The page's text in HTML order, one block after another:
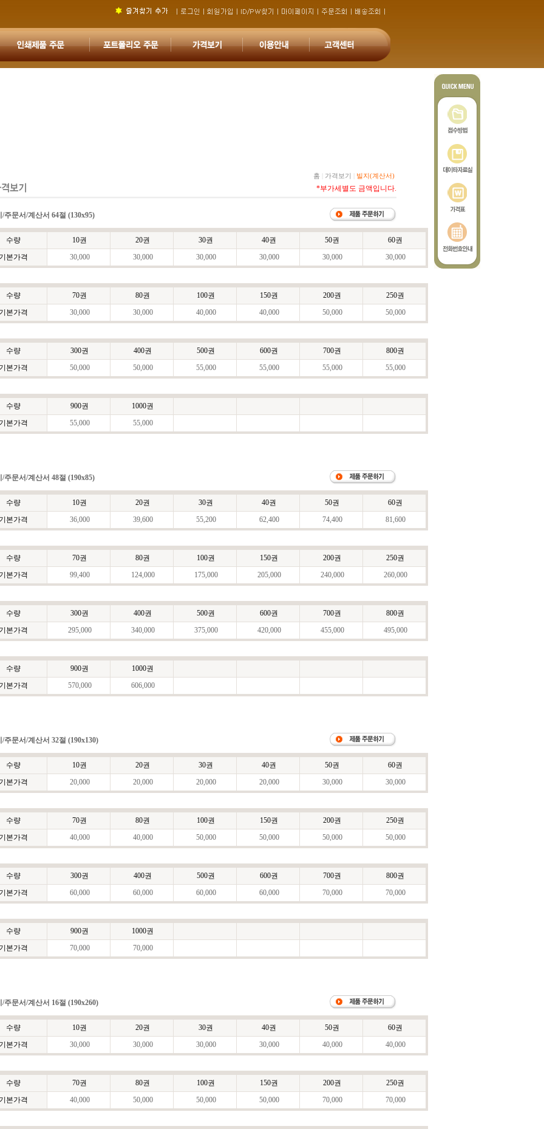
홈 가격보기 빌지(계산서)
*부가세별도 금액입니다.
/주문서/계산서 64절 (130x95)
수량 10권 20권 30권 40권 50권
60권
본가격
30,000 30,000 30,000 30,000 30,000 30,000
수량 70권 80권 100권 150권 200권
250권
본가격
30,000 30,000 40,000 40,000 50,000 50,000
수량 300권 400권 500권 600권 700권
800권
본가격
50,000 50,000 55,000 55,000 55,000 55,000
수량 900권
1000권
본가격
55,000 55,000
/주문서/계산서 48절 (190x85)
수량 10권 20권 30권 40권 50권
60권
본가격
36,000 39,600 55,200 62,400 74,400 81,600
수량 70권 80권 100권 150권 200권
250권
본가격
99,400 124,000 175,000 205,000 240,000 260,000
수량 300권 400권 500권 600권 700권
800권
본가격
295,000 340,000 375,000 420,000 455,000 495,000
수량 900권
1000권
본가격
570,000 606,000
/주문서/계산서 32절 (190x130)
수량 10권 20권 30권 40권 50권
60권
본가격
20,000 20,000 20,000 20,000 30,000 30,000
수량 70권 80권 100권 150권 200권
250권
본가격
40,000 40,000 50,000 50,000 50,000 50,000
수량 300권 400권 500권 600권 700권
800권
본가격
60,000 60,000 60,000 60,000 70,000 70,000
수량 900권
1000권
본가격
70,000 70,000
/주문서/계산서 16절 (190x260)
수량 10권 20권 30권 40권 50권
60권
본가격
30,000 30,000 30,000 30,000 40,000 40,000
수량 70권 80권 100권 150권 200권
250권
본가격
40,000 50,000 50,000 50,000 70,000 70,000